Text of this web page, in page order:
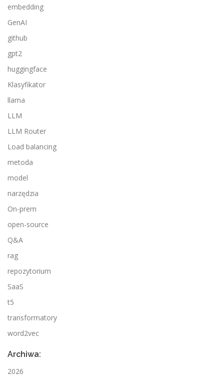
embedding
GenAI
github
gpt2
huggingface
Klasyfikator
llama
LLM
LLM Router
Load balancing
metoda
model
narzędzia
On-prem
open-source
Q&A
rag
repozytorium
SaaS
t5
transformatory
word2vec
Archiwa:
2026